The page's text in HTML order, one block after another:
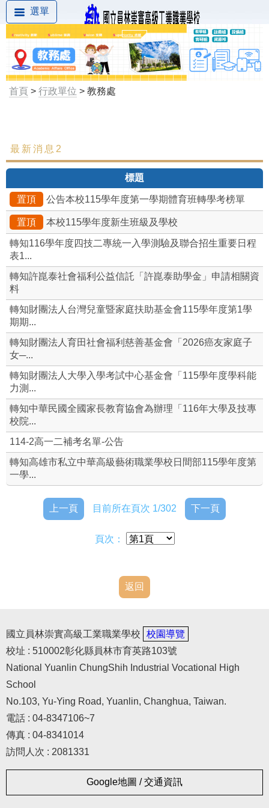
選單
首頁 > 行政單位 > 教務處
最新消息
處內組織架構
教學組
註冊組
實驗研究組
資源班
課綱相關實施要點&學習歷程檔案
本校整體課程計畫書(及課程手冊)
學校各科(及體育班)介紹
崇高校長及教師公開授課
資通安全專區
校外人士協助教學或活動專區
本土語言/台灣手語
最新消息2
標題
置頂 公告本校115學年度第一學期體育班轉學考榜單
置頂 本校115學年度新生班級及學校
轉知116學年度四技二專統一入學測驗及聯合招生重要日程
表1...
轉知許崑泰社會福利公益信託「許崑泰助學金」申請相關資
料
轉知財團法人台灣兒童暨家庭扶助基金會115學年度第1學
期期...
轉知財團法人育田社會福利慈善基金會「2026癌友家庭子
女─...
轉知財團法人大學入學考試中心基金會「115學年度學科能
力測...
轉知中華民國全國家長教育協會為辦理「116年大學及技專
校院...
114-2高一二補考名單-公告
轉知高雄市私立中華高級藝術職業學校日間部115學年度第
一學...
上一頁 目前所在頁次 1/302 下一頁
頁次：
返回
國立員林崇實高級工業職業學校
校園導覽
校址 : 510002彰化縣員林市育英路103號
National Yuanlin ChungShih Industrial Vocational High
School
No.103, Yu-Ying Road, Yuanlin, Changhua, Taiwan.
電話 : 04-8347106~7
傳真 : 04-8341014
訪問人次 : 2081331
Google地圖 / 交通資訊